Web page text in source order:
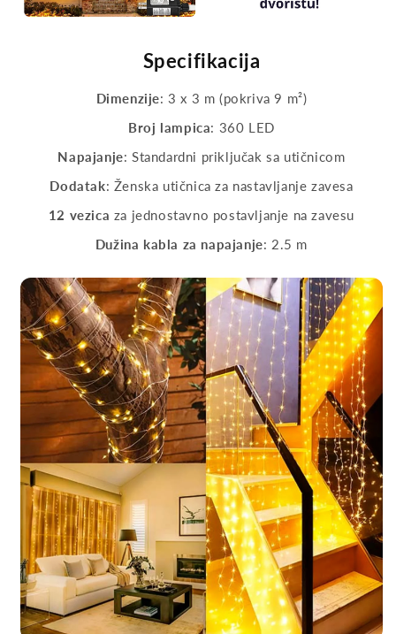
Specifikacija
Dimenzije: 3 x 3 m (pokriva 9 m²)
Broj lampica: 360 LED
Napajanje: Standardni priključak sa utičnicom
Dodatak: Ženska utičnica za nastavljanje zavesa
12 vezica za jednostavno postavljanje na zavesu
Dužina kabla za napajanje: 2.5 m